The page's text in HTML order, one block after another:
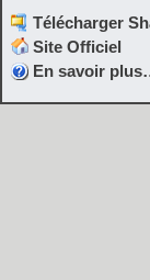
Télécharger
Site Officiel
En savoir